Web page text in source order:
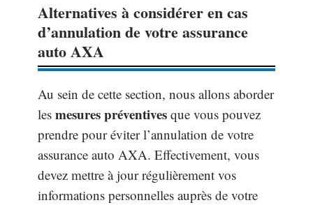
Alternatives à considérer en cas
d’annulation de votre assurance
auto AXA
Au sein de cette section, nous allons aborder
les mesures préventives que vous pouvez
prendre pour éviter l’annulation de votre
assurance auto AXA. Effectivement, vous
devez mettre à jour régulièrement vos
informations personnelles auprès de votre